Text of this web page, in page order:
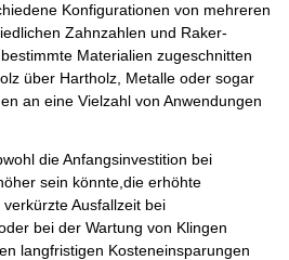
Konfigurationen von mehreren
Zahnzahlen und Raker-
Materialien zugeschnitten
über Hartholz, Metalle oder sogar
an eine Vielzahl von Anwendungen
die Anfangsinvestition bei
sein könnte,die erhöhte
Ausfallzeit bei
bei der Wartung von Klingen
langfristigen Kosteneinsparungen